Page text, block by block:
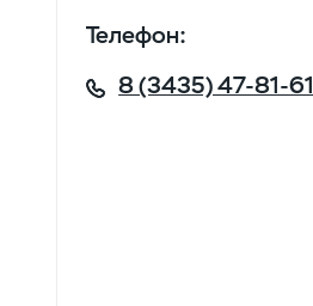
Телефон:
8 (3435) 47-81-61